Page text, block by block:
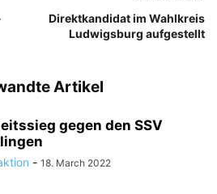
Direktkandidat im Wahlkreis
Ludwigsburg aufgestellt
Artikel
gegen den SSV
- 18. March 2022